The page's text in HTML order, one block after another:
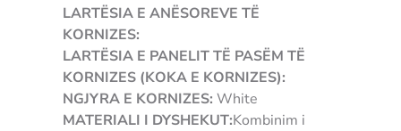
LARTËSIA E ANËSOREVE TË
KORNIZES:
LARTËSIA E PANELIT TË PASËM TË
KORNIZES (KOKA E KORNIZES):
NGJYRA E KORNIZES: White
MATERIALI I DYSHEKUT:Kombinim i